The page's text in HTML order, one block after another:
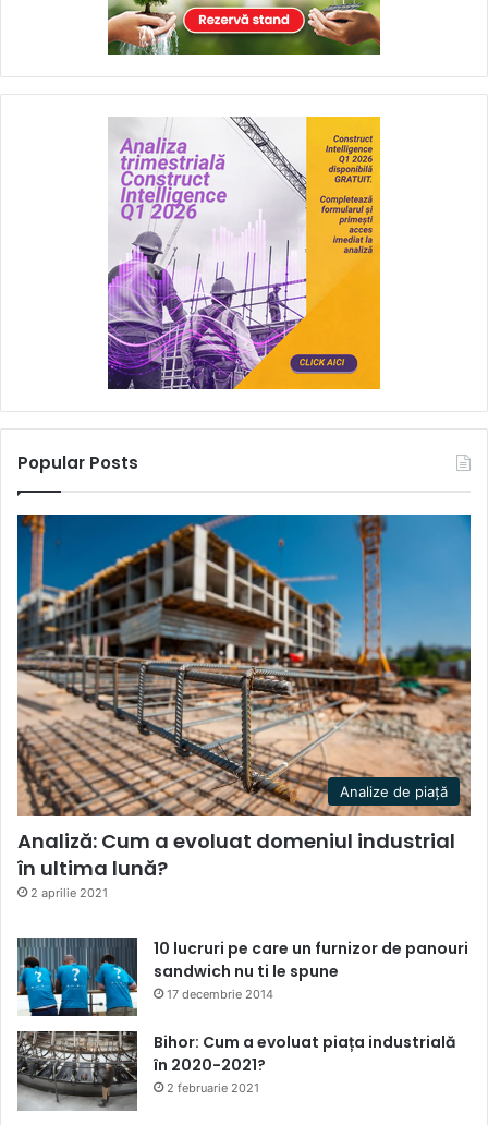
Popular Posts
Analize de piață
Analiză: Cum a evoluat domeniul industrial
în ultima lună?
2 aprilie 2021
10 lucruri pe care un furnizor de panouri
sandwich nu ti le spune
17 decembrie 2014
Bihor: Cum a evoluat piața industrială
în 2020-2021?
2 februarie 2021